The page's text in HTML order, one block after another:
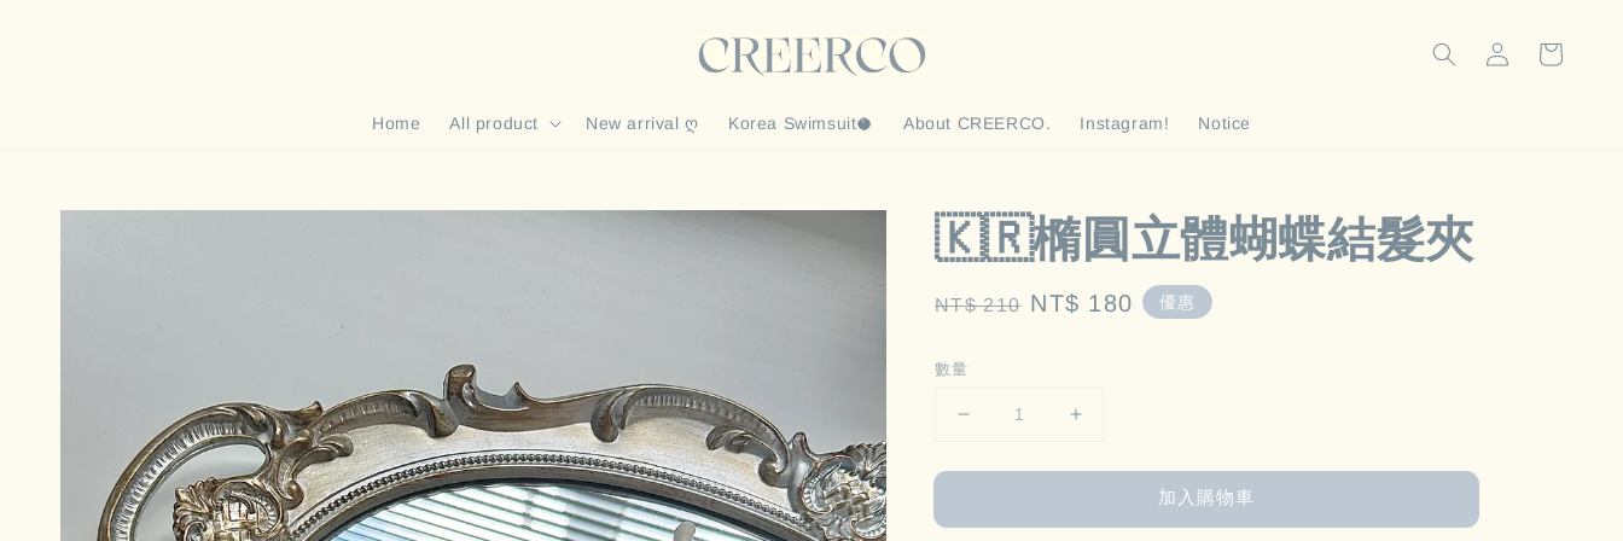
Home All product New arrival ღ Korea Swimsuit🥥 About CREERCO. Instagram! Notice
🇰🇷橢圓立體蝴蝶結髮夾
Regular
NT$ 210 Sale
NT$ 180 優惠
數量
加入購物車